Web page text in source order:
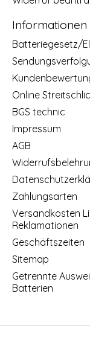
Informationen
Batteriegesetz/
Online
BGS technic
Impressum
AGB
Zahlungsarten
Versandkosten
Reklamationen
Geschäftszeiten
Sitemap
Getrennte
Batterien